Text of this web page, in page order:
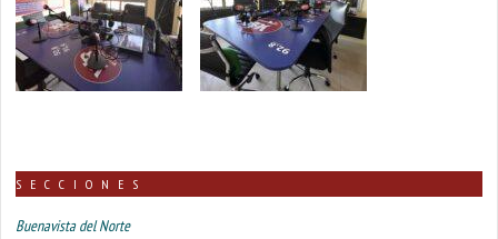
SECCIONES
Buenavista del Norte